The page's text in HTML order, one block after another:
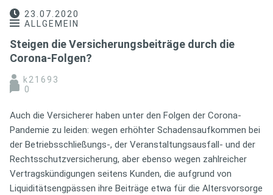
23.07.2020
ALLGEMEIN
Steigen die Versicherungsbeiträge durch die
Corona-Folgen?
k21693
0
Auch die Versicherer haben unter den Folgen der Corona-
Pandemie zu leiden: wegen erhöhter Schadensaufkommen bei
der Betriebsschließungs-, der Veranstaltungsausfall- und der
Rechtsschutzversicherung, aber ebenso wegen zahlreicher
Vertragskündigungen seitens Kunden, die aufgrund von
Liquiditätsengpässen ihre Beiträge etwa für die Altersvorsorge